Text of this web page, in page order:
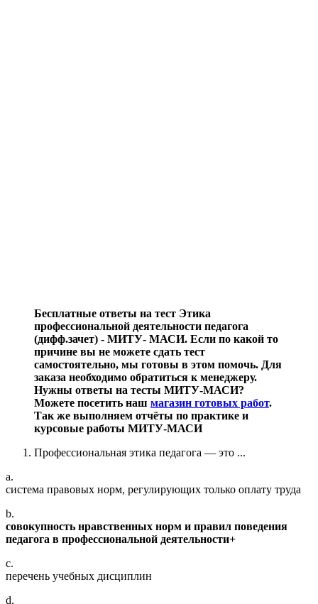
Бесплатные ответы на тест Этика
профессиональной деятельности педагога
(дифф.зачет) - МИТУ- МАСИ. Если по какой то
причине вы не можете сдать тест
самостоятельно, мы готовы в этом помочь. Для
заказа необходимо обратиться к менеджеру.
Нужны ответы на тесты МИТУ-МАСИ?
Можете посетить наш магазин готовых работ.
Так же выполняем отчёты по практике и
курсовые работы МИТУ-МАСИ
Профессиональная этика педагога — это ...
a.
система правовых норм, регулирующих только оплату труда
b.
совокупность нравственных норм и правил поведения
педагога в профессиональной деятельности+
c.
перечень учебных дисциплин
d.